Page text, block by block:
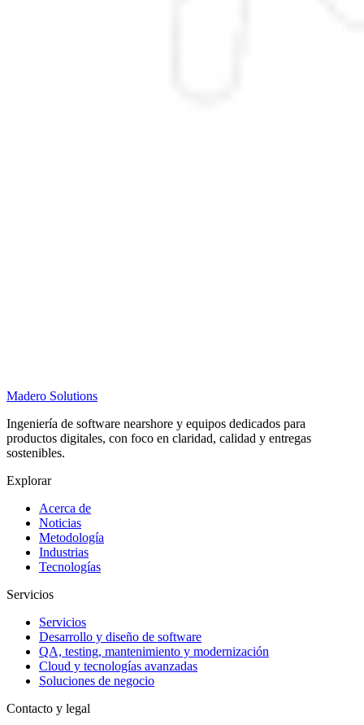
Madero Solutions
Ingeniería de software nearshore y equipos dedicados para
productos digitales, con foco en claridad, calidad y entregas
sostenibles.
Explorar
Acerca de
Noticias
Metodología
Industrias
Tecnologías
Servicios
Servicios
Desarrollo y diseño de software
QA, testing, mantenimiento y modernización
Cloud y tecnologías avanzadas
Soluciones de negocio
Contacto y legal